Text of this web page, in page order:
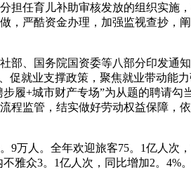
担任育儿补助审核发放的组织实施
，严酷资金办理，加强监视查抄，
、国务院国资委等八部分印发通
促就业支撑政策，聚焦就业带动能
履+城市财产专场”为从题的聘请勾
监管，结实做好劳动权益保障，依
万人。全年欢迎旅客75。1亿人次
雅众3。1亿人次，同比增加2。4%